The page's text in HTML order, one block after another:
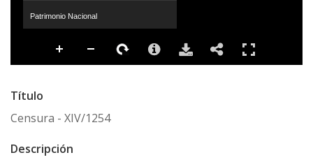
Patrimonio Nacional
Título
Censura - XIV/1254
Descripción